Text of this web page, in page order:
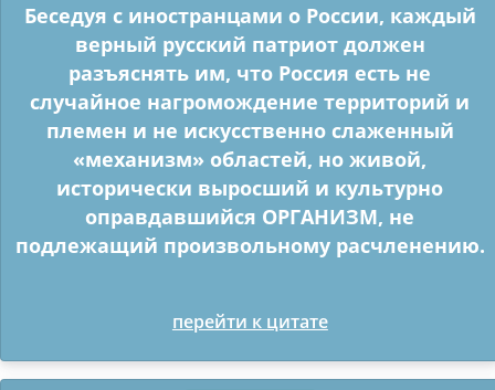
Беседуя с иностранцами о России, каждый
верный русский патриот должен
разъяснять им, что Россия есть не
случайное нагромождение территорий и
племен и не искусственно слаженный
«механизм» областей, но живой,
исторически выросший и культурно
оправдавшийся ОРГАНИЗМ, не
подлежащий произвольному расчленению.
перейти к цитате